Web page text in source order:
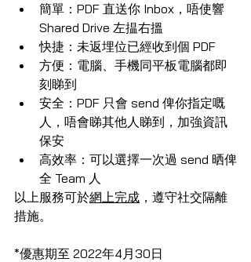
簡單：PDF 直送你 Inbox，唔使響
Shared Drive 左揾右搵
快捷：未返埋位已經收到個 PDF
方便：電腦、手機同平板電腦都即
刻睇到
安全：PDF 只會 send 俾你指定嘅
人，唔會睇其他人睇到，加強資訊
保安
高效率：可以選擇一次過 send 晒俾
全 Team 人
以上服務可於網上完成 ，遵守社交隔離
措施。
*優惠期至 2022年4月30日